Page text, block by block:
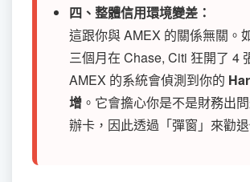
四、整體信用環境變差：
這跟你與 AMEX 的關係無關。
三個月在 Chase, Citi 狂開了 4
AMEX 的系統會偵測到你的
增 。它會擔心你是不是財務出
辦卡，因此透過「彈窗」來勸退